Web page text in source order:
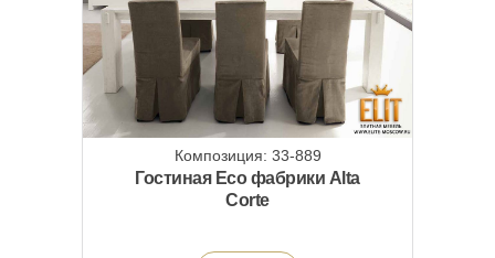
Композиция: 33-889
Гостиная Eco фабрики Alta
Corte